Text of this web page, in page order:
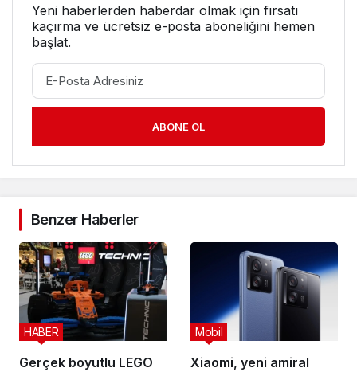
Yeni haberlerden haberdar olmak için fırsatı
kaçırma ve ücretsiz e-posta aboneliğini hemen
başlat.
ABONE OL
Benzer Haberler
Gerçek boyutlu LEGO
HABER
Xiaomi, yeni amiral
Mobil